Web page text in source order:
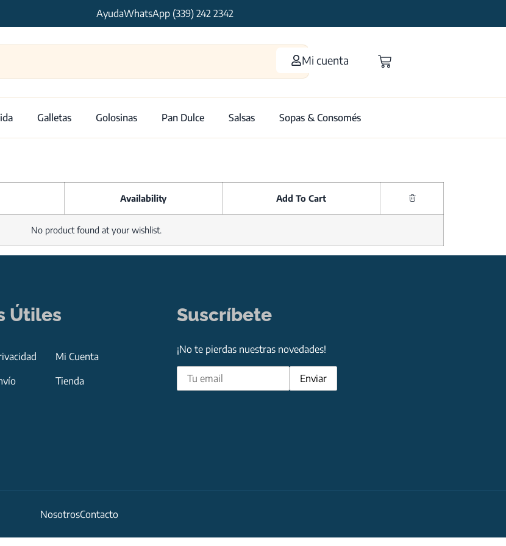
AyudaWhatsApp (339) 242 2342
Mi cuenta
Galletas Golosinas Pan Dulce Salsas Sopas & Consomés
Availability Add To Cart
No product found at your wishlist.
Útiles
Mi Cuenta
Tienda
Suscríbete
¡No te pierdas nuestras novedades!
NosotrosContacto